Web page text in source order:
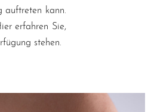
auftreten kann.
erfahren Sie,
stehen.